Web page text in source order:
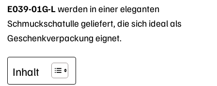
E039-01G-L werden in einer eleganten
Schmuckschatulle geliefert, die sich ideal als
Geschenkverpackung eignet.
Inhalt